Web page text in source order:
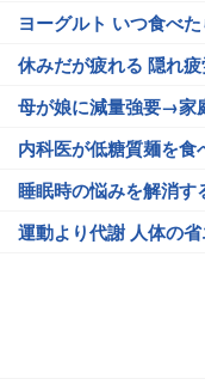
ヨーグルト いつ食べ
休みだが疲れる 隠れ
母が娘に減量強要→家
内科医が低糖質麺を食
睡眠時の悩みを解消す
運動より代謝 人体の